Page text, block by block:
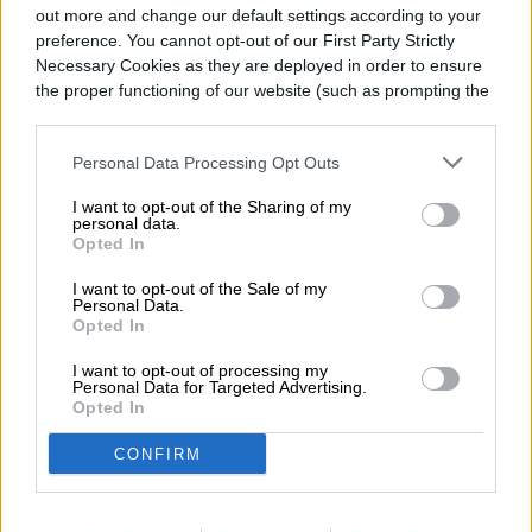
out more and change our default settings according to your
preference. You cannot opt-out of our First Party Strictly
Necessary Cookies as they are deployed in order to ensure
the proper functioning of our website (such as prompting the
Personal Data Processing Opt Outs
I want to opt-out of the Sharing of my
personal data.
Opted In
I want to opt-out of the Sale of my
Personal Data.
Opted In
I want to opt-out of processing my
Personal Data for Targeted Advertising.
Opted In
CONFIRM
una valla publicitaria
para promocionar The
Last House